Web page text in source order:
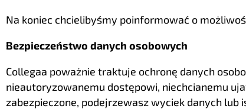
Na koniec chcielibyśmy poinformować o
Bezpieczeństwo danych osobowych
Collegaa poważnie traktuje ochronę danych
nieautoryzowanemu dostępowi, niechcianemu
zabezpieczone, podejrzewasz wyciek danych